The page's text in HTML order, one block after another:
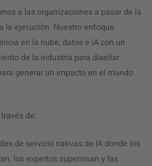
a las organizaciones a pasar de la
la ejecución. Nuestro enfoque
en la nube, datos e IA con un
de la industria para diseñar
generar un impacto en el mundo
de:
de servicio nativas de IA donde los
los expertos supervisan y las